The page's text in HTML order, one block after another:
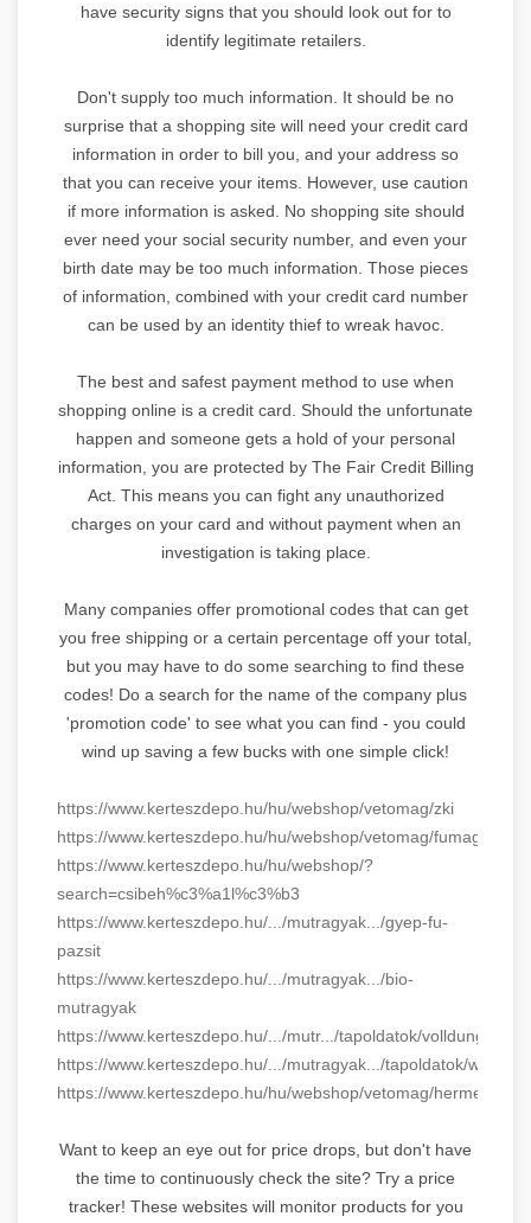
have security signs that you should look out for to
identify legitimate retailers.
Don't supply too much information. It should be no
surprise that a shopping site will need your credit card
information in order to bill you, and your address so
that you can receive your items. However, use caution
if more information is asked. No shopping site should
ever need your social security number, and even your
birth date may be too much information. Those pieces
of information, combined with your credit card number
can be used by an identity thief to wreak havoc.
The best and safest payment method to use when
shopping online is a credit card. Should the unfortunate
happen and someone gets a hold of your personal
information, you are protected by The Fair Credit Billing
Act. This means you can fight any unauthorized
charges on your card and without payment when an
investigation is taking place.
Many companies offer promotional codes that can get
you free shipping or a certain percentage off your total,
but you may have to do some searching to find these
codes! Do a search for the name of the company plus
'promotion code' to see what you can find - you could
wind up saving a few bucks with one simple click!
https://www.kerteszdepo.hu/hu/webshop/vetomag/zki
https://www.kerteszdepo.hu/hu/webshop/vetomag/fumagok
https://www.kerteszdepo.hu/hu/webshop/?
search=csibeh%c3%a1l%c3%b3
https://www.kerteszdepo.hu/.../mutragyak.../gyep-fu-
pazsit
https://www.kerteszdepo.hu/.../mutragyak.../bio-
mutragyak
https://www.kerteszdepo.hu/.../mutr.../tapoldatok/volldunger
https://www.kerteszdepo.hu/.../mutragyak.../tapoldatok/wuxal
https://www.kerteszdepo.hu/hu/webshop/vetomag/hermes/
Want to keep an eye out for price drops, but don't have
the time to continuously check the site? Try a price
tracker! These websites will monitor products for you